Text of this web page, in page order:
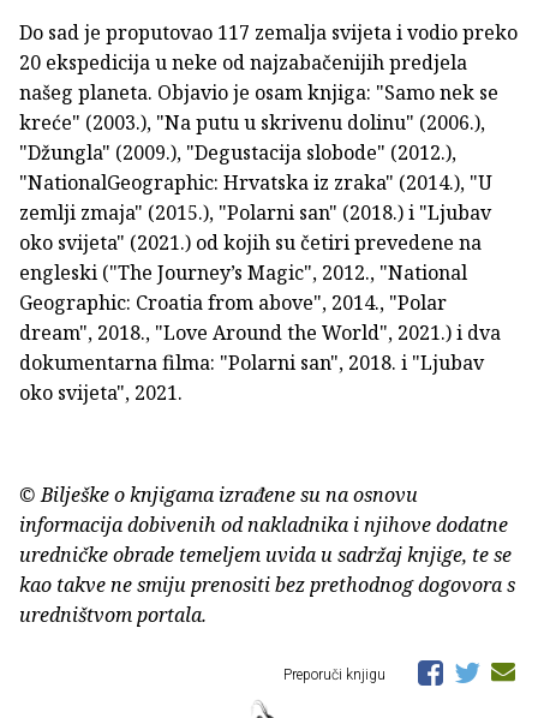
Do sad je proputovao 117 zemalja svijeta i vodio preko
20 ekspedicija u neke od najzabačenijih predjela
našeg planeta. Objavio je osam knjiga: "Samo nek se
kreće" (2003.), "Na putu u skrivenu dolinu" (2006.),
"Džungla" (2009.), "Degustacija slobode" (2012.),
"NationalGeographic: Hrvatska iz zraka" (2014.), "U
zemlji zmaja" (2015.), "Polarni san" (2018.) i "Ljubav
oko svijeta" (2021.) od kojih su četiri prevedene na
engleski ("The Journey’s Magic", 2012., "National
Geographic: Croatia from above", 2014., "Polar
dream", 2018., "Love Around the World", 2021.) i dva
dokumentarna filma: "Polarni san", 2018. i "Ljubav
oko svijeta", 2021.
© Bilješke o knjigama izrađene su na osnovu
informacija dobivenih od nakladnika i njihove dodatne
uredničke obrade temeljem uvida u sadržaj knjige, te se
kao takve ne smiju prenositi bez prethodnog dogovora s
uredništvom portala.
Preporuči knjigu